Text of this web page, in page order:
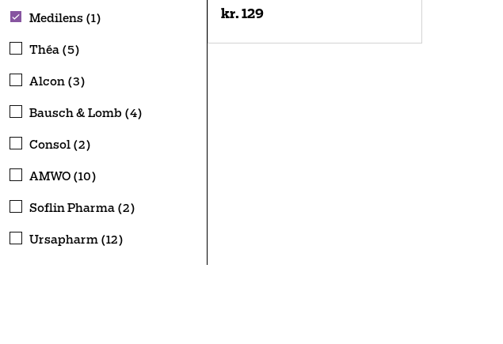
Medilens (1)
Théa (5)
Alcon (3)
Bausch & Lomb (4)
Consol (2)
AMWO (10)
Soflin Pharma (2)
Ursapharm (12)
kr. 129